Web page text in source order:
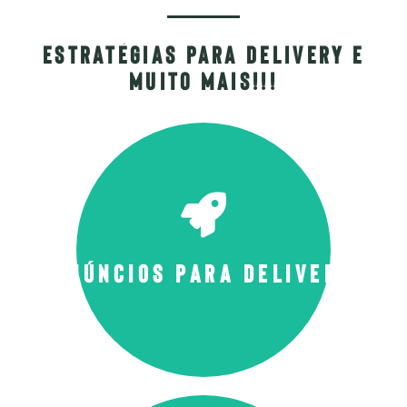
Estratégias para delivery e
muito mais!!!
Anúncios para Delivery
Quer aprender a fazer anúncios para
seu Delivery?